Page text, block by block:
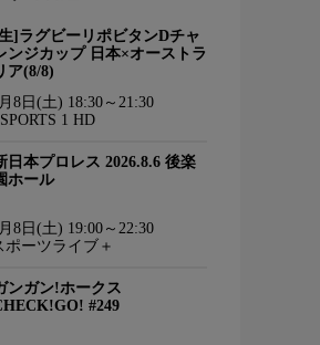
]ラグビーリポビタンDチャ
ンジカップ 日本×オーストラ
ア(8/8)
8日(土) 18:30～21:30
1 HD
日本プロレス 2026.8.6 後楽
ホール
8日(土) 19:00～22:30
ポーツライブ＋
ンガン!ホークス
#249